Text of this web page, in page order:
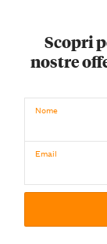
Scopri
nostre
Nome
Email